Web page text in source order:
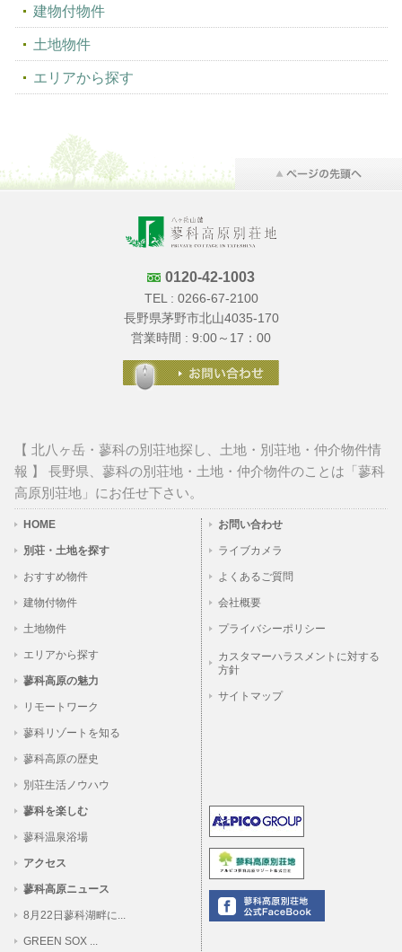
建物付物件
土地物件
エリアから探す
0120-42-1003
TEL : 0266-67-2100
長野県茅野市北山4035-170
営業時間 : 9:00～17：00
【 北八ヶ岳・蓼科の別荘地探し、土地・別荘地・仲介物件情
報 】 長野県、蓼科の別荘地・土地・仲介物件のことは「蓼科
高原別荘地」にお任せ下さい。
HOME
別荘・土地を探す
おすすめ物件
建物付物件
土地物件
エリアから探す
蓼科高原の魅力
リモートワーク
蓼科リゾートを知る
蓼科高原の歴史
別荘生活ノウハウ
蓼科を楽しむ
蓼科温泉浴場
アクセス
蓼科高原ニュース
8月22日蓼科湖畔に...
GREEN SOX ...
お問い合わせ
ライブカメラ
よくあるご質問
会社概要
プライバシーポリシー
カスタマーハラスメントに対する
方針
サイトマップ